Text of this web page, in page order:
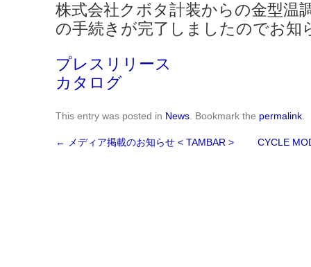
株式会社クボタ計装からの金型温
の手続きが完了しましたのでお知
プレスリリース
カタログ
This entry was posted in News . Bookmark the permalink
← メディア掲載のお知らせ < TAMBAR > CYCLE